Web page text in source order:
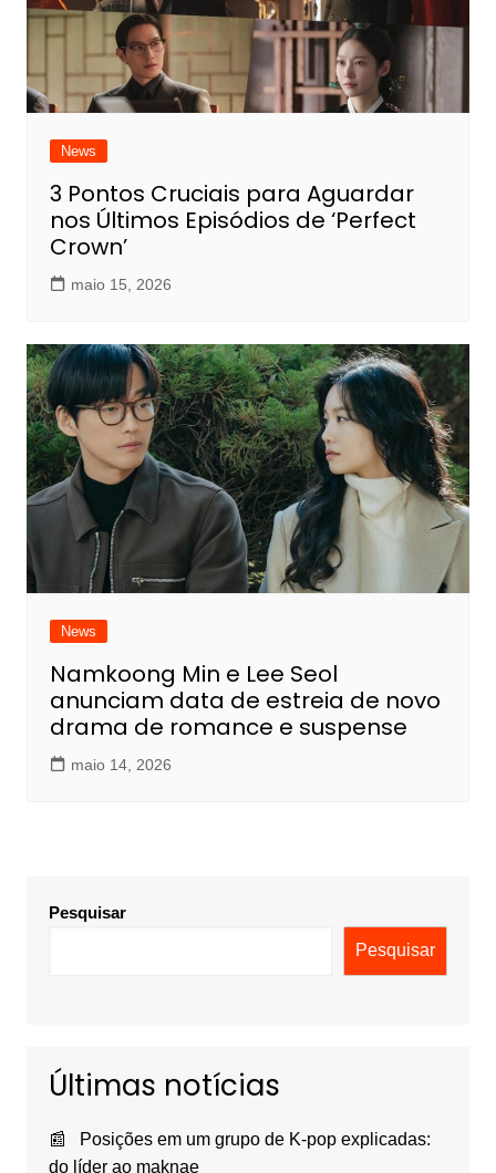
News
3 Pontos Cruciais para Aguardar
nos Últimos Episódios de ‘Perfect
Crown’
maio 15, 2026
News
Namkoong Min e Lee Seol
anunciam data de estreia de novo
drama de romance e suspense
maio 14, 2026
Pesquisar
Pesquisar
Últimas notícias
Posições em um grupo de K-pop explicadas:
do líder ao maknae